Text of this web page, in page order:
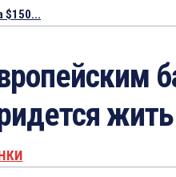
$150...